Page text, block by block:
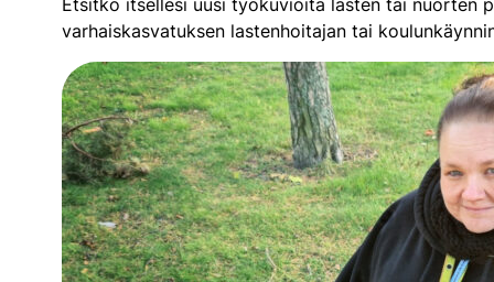
varhaiskasvatuksen lastenhoitajan tai